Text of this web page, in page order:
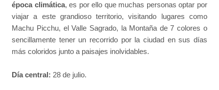
época climática, es por ello que muchas personas optar por
viajar a este grandioso territorio, visitando lugares como
Machu Picchu, el Valle Sagrado, la Montaña de 7 colores o
sencillamente tener un recorrido por la ciudad en sus días
más coloridos junto a paisajes inolvidables.
Día central: 28 de julio.